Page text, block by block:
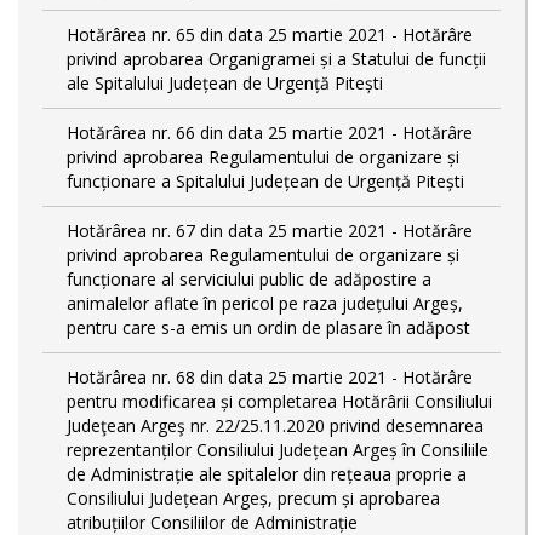
Hotărârea nr. 65 din data 25 martie 2021 - Hotărâre
privind aprobarea Organigramei și a Statului de funcții
ale Spitalului Județean de Urgență Pitești
Hotărârea nr. 66 din data 25 martie 2021 - Hotărâre
privind aprobarea Regulamentului de organizare și
funcționare a Spitalului Județean de Urgență Pitești
Hotărârea nr. 67 din data 25 martie 2021 - Hotărâre
privind aprobarea Regulamentului de organizare și
funcționare al serviciului public de adăpostire a
animalelor aflate în pericol pe raza județului Argeș,
pentru care s-a emis un ordin de plasare în adăpost
Hotărârea nr. 68 din data 25 martie 2021 - Hotărâre
pentru modificarea și completarea Hotărârii Consiliului
Judeţean Argeş nr. 22/25.11.2020 privind desemnarea
reprezentanților Consiliului Județean Argeș în Consiliile
de Administrație ale spitalelor din rețeaua proprie a
Consiliului Județean Argeș, precum și aprobarea
atribuțiilor Consiliilor de Administrație